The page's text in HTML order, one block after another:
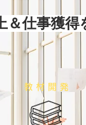
＆仕事獲得
​教 材 開 発